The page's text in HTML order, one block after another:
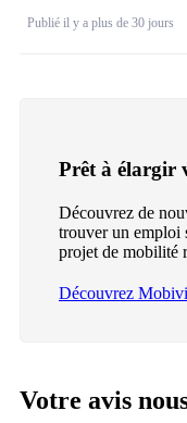
Publié il y a plus de 30 jours
Prêt à élargir
Découvrez de
trouver un emploi
projet de mobilité
Découvrez
Votre avis